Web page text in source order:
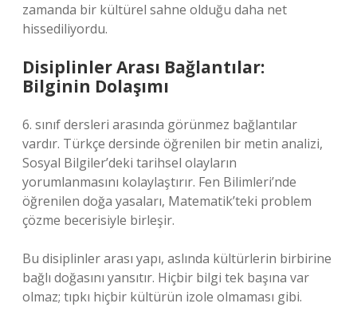
zamanda bir kültürel sahne olduğu daha net
hissediliyordu.
Disiplinler Arası Bağlantılar:
Bilginin Dolaşımı
6. sınıf dersleri arasında görünmez bağlantılar
vardır. Türkçe dersinde öğrenilen bir metin analizi,
Sosyal Bilgiler’deki tarihsel olayların
yorumlanmasını kolaylaştırır. Fen Bilimleri’nde
öğrenilen doğa yasaları, Matematik’teki problem
çözme becerisiyle birleşir.
Bu disiplinler arası yapı, aslında kültürlerin birbirine
bağlı doğasını yansıtır. Hiçbir bilgi tek başına var
olmaz; tıpkı hiçbir kültürün izole olmaması gibi.